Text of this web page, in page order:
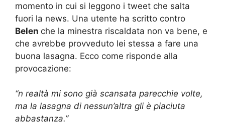
momento in cui si leggono i tweet che salta
fuori la news. Una utente ha scritto contro
Belen che la minestra riscaldata non va bene, e
che avrebbe provveduto lei stessa a fare una
buona lasagna. Ecco come risponde alla
provocazione:
“n realtà mi sono già scansata parecchie volte,
ma la lasagna di nessun’altra gli è piaciuta
abbastanza.”